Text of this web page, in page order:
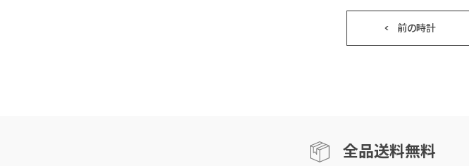
前の時計
全品送料無料